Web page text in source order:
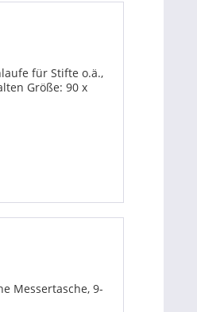
für Stifte o.ä.,
Größe: 90 x
Messertasche, 9-